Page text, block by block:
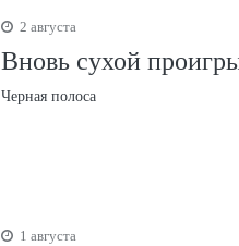
2 августа
Вновь сухой
Черная полоса
1 августа